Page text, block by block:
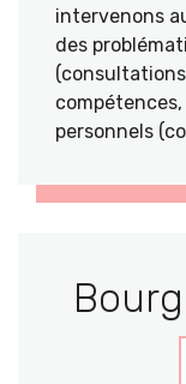
intervenons
des
personnels